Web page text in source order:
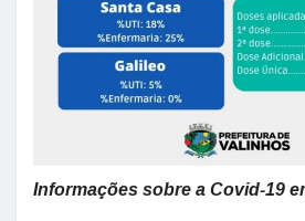
Informações sobre a Covid-19